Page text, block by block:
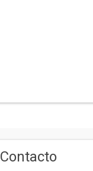
Contacto